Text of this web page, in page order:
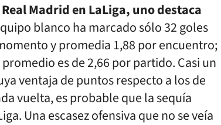
Madrid en LaLiga, uno destaca
blanco ha marcado sólo 32 goles
y promedia 1,88 por encuentro;
es de 2,66 por partido. Casi un
ventaja de puntos respecto a los de
vuelta, es probable que la sequía
Una escasez ofensiva que no se veía